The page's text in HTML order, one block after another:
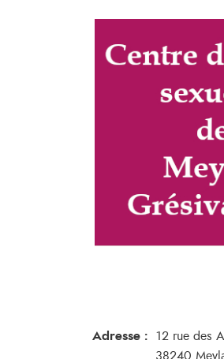
Adresse :
12 rue des
38240